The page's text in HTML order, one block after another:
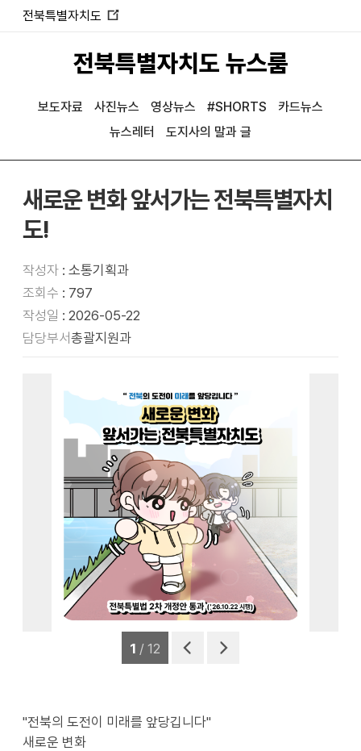
전북특별자치도
열
림
전북특별자치도 뉴스룸
보도자료 사진뉴스 영상뉴스 #SHORTS
카드뉴스
뉴스레터
도지사의 말과 글
새로운 변화 앞서가는 전북특별자치
도!
작성자 : 소통기획과
조회수 : 797
작성일 : 2026-05-22
담당부서총괄지원과
전북특별법 2차 개정안 통과! 이미지(1)
1 / 12
"전북의 도전이 미래를 앞당깁니다"
새로운 변화